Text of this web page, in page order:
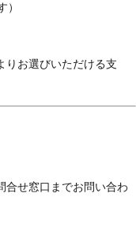
りお選びいただける支
合せ窓口までお問い合わ